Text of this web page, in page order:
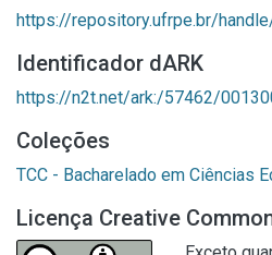
https://repository.ufrpe.br/
Identificador dARK
https://n2t.net/ark:/57462/
Coleções
TCC - Bacharelado em Ciências
Licença Creative